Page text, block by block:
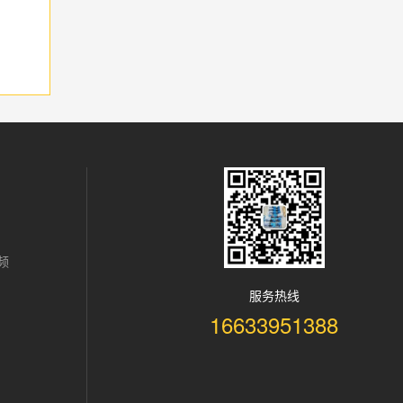
服务热线
16633951388